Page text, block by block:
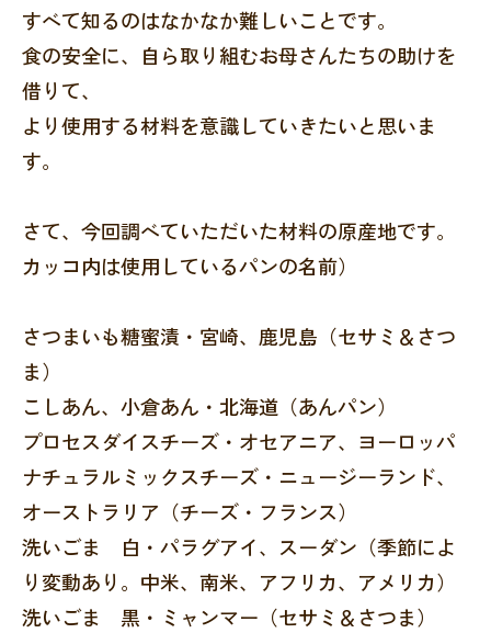
すべて知るのはなかなか難しいことです。
食の安全に、自ら取り組むお母さんたちの助けを
借りて、
より使用する材料を意識していきたいと思いま
す。
さて、今回調べていただいた材料の原産地です。
カッコ内は使用しているパンの名前）
さつまいも糖蜜漬・宮崎、鹿児島（セサミ＆さつ
ま）
こしあん、小倉あん・北海道（あんパン）
プロセスダイスチーズ・オセアニア、ヨーロッパ
ナチュラルミックスチーズ・ニュージーランド、
オーストラリア（チーズ・フランス）
洗いごま 白・パラグアイ、スーダン（季節によ
り変動あり。中米、南米、アフリカ、アメリカ）
洗いごま 黒・ミャンマー（セサミ＆さつま）